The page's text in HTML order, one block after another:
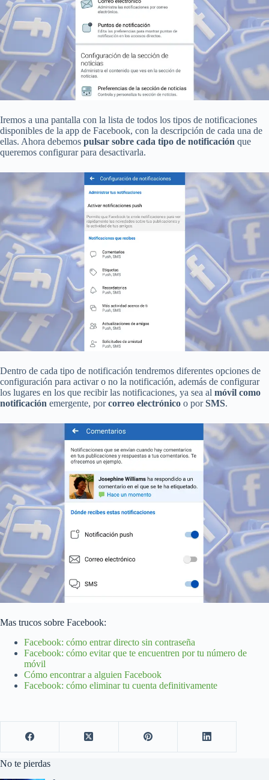
Iremos a una pantalla con la lista de todos los tipos de notificaciones
disponibles de la app de Facebook, con la descripción de cada una de
ellas. Ahora debemos pulsar sobre cada tipo de notificación que
queremos configurar para desactivarla.
Dentro de cada tipo de notificación tendremos diferentes opciones de
configuración para activar o no la notificación, además de configurar
los lugares en los que recibir las notificaciones, ya sea al móvil como
notificación emergente, porcorreo electrónico o porSMS.
Mas trucos sobre Facebook:
Facebook: cómo entrar directo sin contraseña
Facebook: cómo evitar que te encuentren por tu número de
móvil
Cómo encontrar a alguien Facebook
Facebook: cómo eliminar tu cuenta definitivamente
No te pierdas